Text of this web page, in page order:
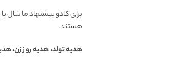
برای کادو پیشنهاد ما شال
هستند.
هدیه تولد، هدیه روز زن،